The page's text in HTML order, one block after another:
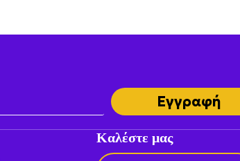
Εγγραφή
Καλέστε μας